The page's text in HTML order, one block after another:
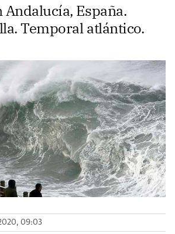
España.
Temporal atlántico.
09:03